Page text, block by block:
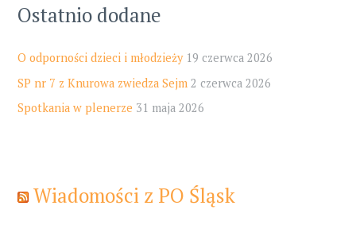
Ostatnio dodane
O odporności dzieci i młodzieży 19 czerwca 2026
SP nr 7 z Knurowa zwiedza Sejm 2 czerwca 2026
Spotkania w plenerze 31 maja 2026
Wiadomości z PO Śląsk